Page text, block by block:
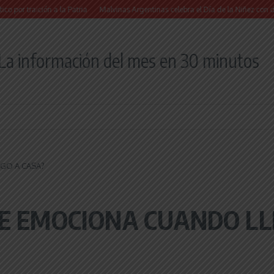
a la Patria Malvinas Argentinas celebra el Día de la Niñez con dos
información del mes en 30 minutos
A CASA?
EMOCIONA CUANDO